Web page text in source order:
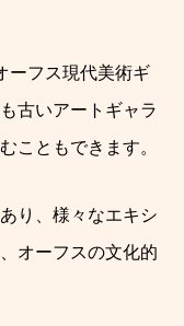
ーフス現代美術ギ
古いアートギャラ
こともできます。
り、様々なエキシ
オーフスの文化的